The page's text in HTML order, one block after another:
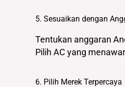
5. Sesuaikan dengan
Tentukan anggaran
Pilih AC yang
6. Pilih Merek Terpercaya